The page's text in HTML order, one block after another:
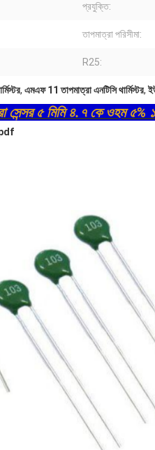
প্রযুক্তি:
তাপমাত্রা পরিসীমা:
R25:
, এমএফ 11 তাপমাত্রা এনটিসি থার্মিস্টর,
সেন্সর ৫ মিমি ৪.৭ কে ওহম ৫%